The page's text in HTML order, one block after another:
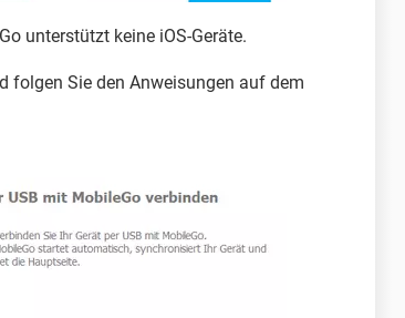
unterstützt keine iOS-Geräte.
folgen Sie den Anweisungen auf dem